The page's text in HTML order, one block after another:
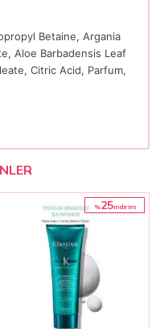
Betaine, Argania
Aloe Barbadensis Leaf
Citric Acid, Parfum,
%25i̇ndirim